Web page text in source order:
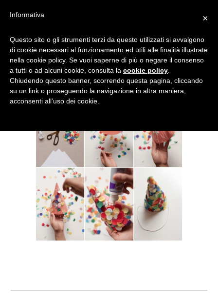
×
Informativa
Questo sito o gli strumenti terzi da questo utilizzati si avvalgono
di cookie necessari al funzionamento ed utili alle finalità illustrate
nella cookie policy. Se vuoi saperne di più o negare il consenso
a tutti o ad alcuni cookie, consulta la cookie policy
Chiudendo questo banner, scorrendo questa pagina, cliccando
su un link o proseguendo la navigazione in altra maniera,
acconsenti all’uso dei cookie.